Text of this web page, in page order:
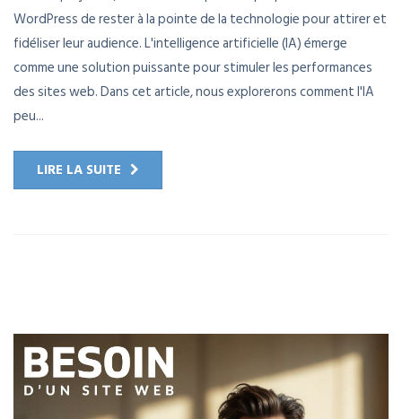
WordPress de rester à la pointe de la technologie pour attirer et
fidéliser leur audience. L'intelligence artificielle (IA) émerge
comme une solution puissante pour stimuler les performances
des sites web. Dans cet article, nous explorerons comment l'IA
peu...
LIRE LA SUITE